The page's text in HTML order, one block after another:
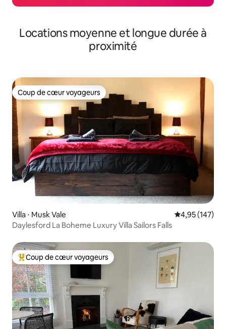
Locations moyenne et longue durée à
proximité
Coup de cœur voyageurs
Coup de cœur voyageurs
Villa ⋅ Musk Vale Évaluation
4,95 (147)
Daylesford La Boheme Luxury Villa Sailors Falls
Coups de cœur voyageurs les plus appréciés
Coup de cœur voyageurs